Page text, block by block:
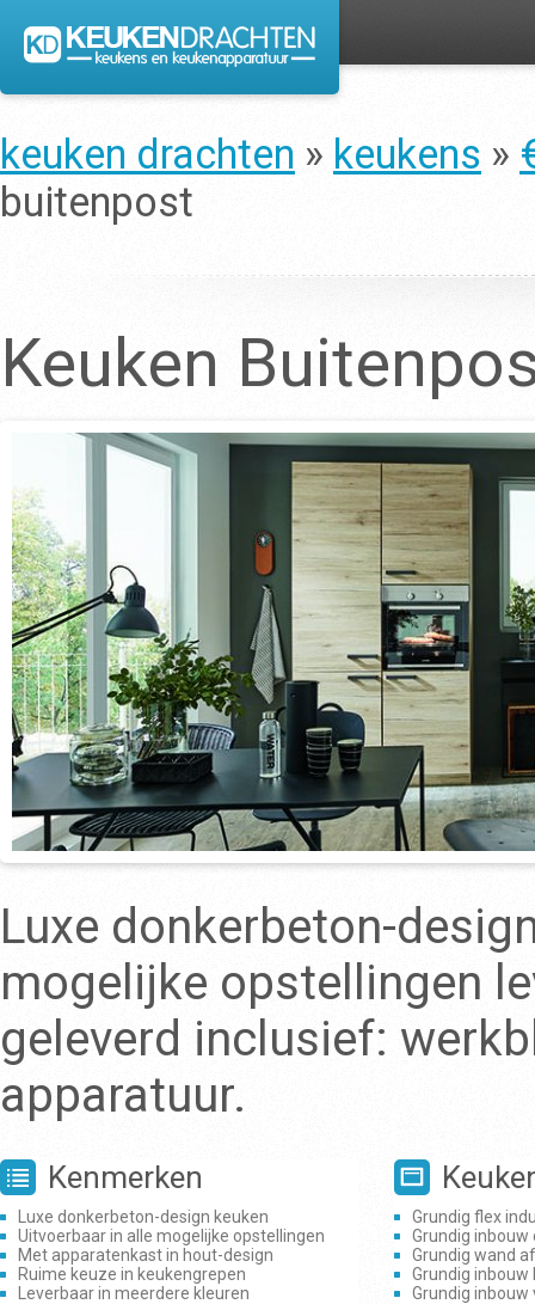
keuken drachten » keukens »
buitenpost
Keuken
Luxe donkerbeton-
mogelijke opstellingen
geleverd inclusief:
apparatuur.
Kenmerken
Luxe donkerbeton-design keuken
Uitvoerbaar in alle mogelijke opstellingen
Met apparatenkast in hout-design
Ruime keuze in keukengrepen
Leverbaar in meerdere kleuren
Grundig flex
Grundig inbouw
Grundig wand
Grundig inbouw
Grundig